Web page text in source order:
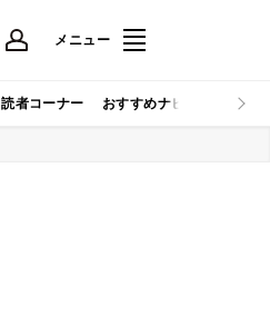
メニュー
読者コーナー おすすめナビ マイナビ